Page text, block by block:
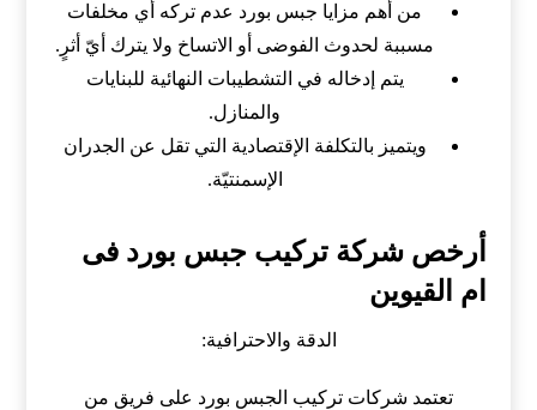
من أهم مزايا جبس بورد عدم تركه أي مخلفات
مسببة لحدوث الفوضى أو الاتساخ ولا يترك أيّ أثرٍ.
يتم إدخاله في التشطيبات النهائية للبنايات
والمنازل.
ويتميز بالتكلفة الإقتصادية التي تقل عن الجدران
الإسمنتيّة.
أرخص شركة تركيب جبس بورد فى
ام القيوين
الدقة والاحترافية:
تعتمد شركات تركيب الجبس بورد على فريق من